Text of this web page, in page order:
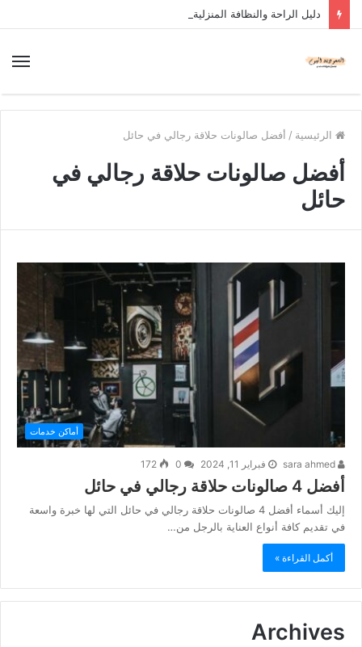
دليل الراحة والنظافة المنزلية
الرئيسية / أفضل صالونات حلاقة رجالي في حائل
أفضل صالونات حلاقة رجالي في
حائل
أماكن خدمات
فبراير 11, 2024 172
أفضل 4 صالونات حلاقة رجالي في حائل
إليك أسماء أفضل 4 صالونات حلاقة رجالي في حائل التي لها خبرة واسعة
في تقديم كافة أنواع العناية بالرجل من…
أكمل القراءة »
Archives